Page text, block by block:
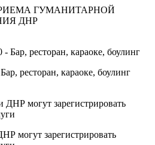
ГУМАНИТАРНОЙ
ДНР
ресторан, караоке, боулинг
могут зарегистрировать